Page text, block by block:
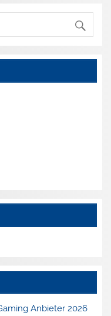
Anbieter 2026